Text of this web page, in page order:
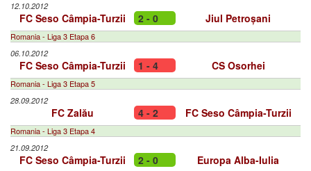
12.10.2012
FC Seso Câmpia-Turzii 2 - 0 Jiul Petroșani
Romania - Liga 3 Etapa 6
06.10.2012
FC Seso Câmpia-Turzii 1 - 4 CS Osorhei
Romania - Liga 3 Etapa 5
28.09.2012
FC Zalău 4 - 2 FC Seso Câmpia-Turzii
Romania - Liga 3 Etapa 4
21.09.2012
FC Seso Câmpia-Turzii 2 - 0 Europa Alba-Iulia